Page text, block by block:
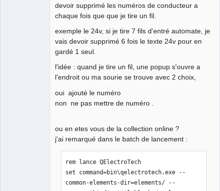
devoir supprimé les numéros de conducteur a
chaque fois que que je tire un fil.
exemple le 24v, si je tire 7 fils d'entré automate, je
vais devoir supprimé 6 fois le texte 24v pour en
gardé 1 seul.
l'idée : quand je tire un fil, une popup s'ouvre a
l'endroit ou ma sourie se trouve avec 2 choix,
oui ajouté le numéro
non ne pas mettre de numéro .
ou en etes vous de la collection online ?
j'ai remarqué dans le batch de lancement :
rem lance QElectroTech
set command=bin\qelectrotech.exe --
common-elements-dir=elements/ --